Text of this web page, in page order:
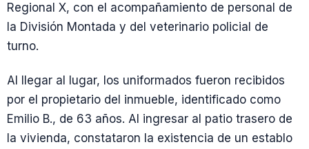
Regional X, con el acompañamiento de personal de
la División Montada y del veterinario policial de
turno.
Al llegar al lugar, los uniformados fueron recibidos
por el propietario del inmueble, identificado como
Emilio B., de 63 años. Al ingresar al patio trasero de
la vivienda, constataron la existencia de un establo